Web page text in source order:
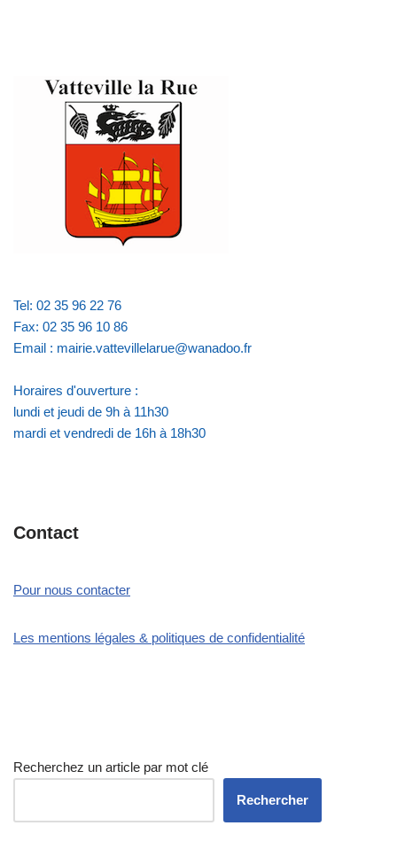
Tel: 02 35 96 22 76
Fax: 02 35 96 10 86
Email : mairie.vattevillelarue@wanadoo.fr
Horaires d'ouverture :
lundi et jeudi de 9h à 11h30
mardi et vendredi de 16h à 18h30
Contact
Pour nous contacter
Les mentions légales & politiques de confidentialité
Recherchez un article par mot clé
Rechercher